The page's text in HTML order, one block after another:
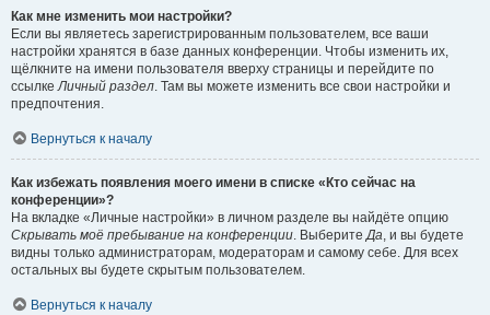
Как мне изменить мои настройки?
Если вы являетесь зарегистрированным пользователем, все ваши
настройки хранятся в базе данных конференции. Чтобы изменить их,
щёлкните на имени пользователя вверху страницы и перейдите по
ссылкеЛичный раздел. Там вы можете изменить все свои настройки и
предпочтения.
Вернуться к началу
Как избежать появления моего имени в списке «Кто сейчас на
конференции»?
На вкладке «Личные настройки» в личном разделе вы найдёте опцию
Скрывать моё пребывание на конференции. ВыберитеДа, и вы будете
видны только администраторам, модераторам и самому себе. Для всех
остальных вы будете скрытым пользователем.
Вернуться к началу